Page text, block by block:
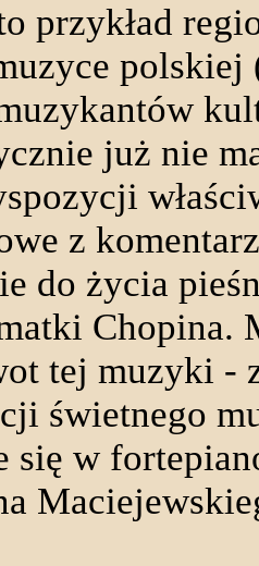
przykład
już nie
z
do życia
Chopina.
tej muzyki -
świetnego
się w